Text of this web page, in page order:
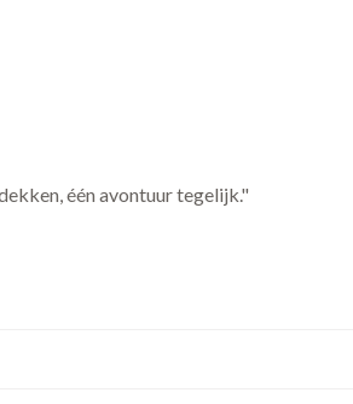
één avontuur tegelijk."